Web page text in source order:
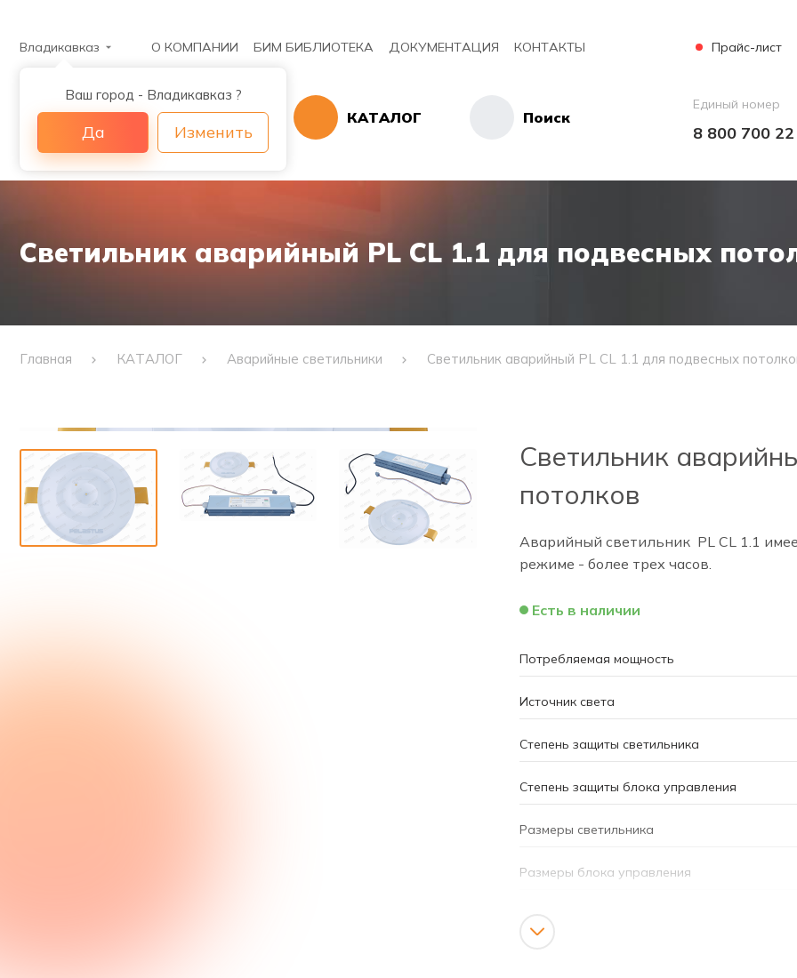
Владикавказ
Ваш город - Владикавказ ?
Да Изменить
О КОМПАНИИ БИМ БИБЛИОТЕКА ДОКУМЕНТАЦИЯ КОНТАКТЫ Прайс-лист
КАТАЛОГ Поиск
Единый номер
8 800 700
Светильник аварийный PL CL 1.1 для подвесных
Главная КАТАЛОГ Аварийные светильники Светильник аварийный PL CL 1.1 для подвесных
Светильник
потолков
Аварийный светильник PL CL 1.1
режиме - более трех часов.
Есть в наличии
Потребляемая мощность
Источник света
Степень защиты светильника
Степень защиты блока управления
Размеры светильника
Размеры блока управления